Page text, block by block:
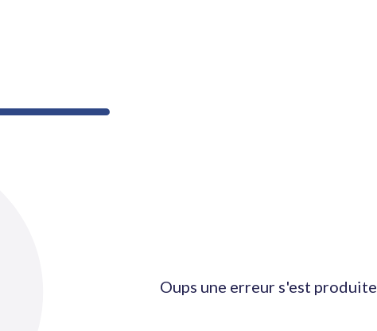
Oups une erreur s'est produite